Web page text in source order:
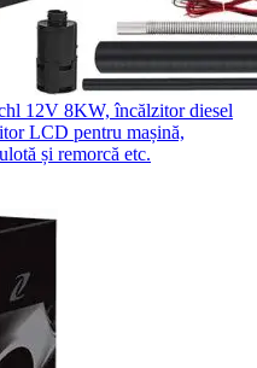
12V 8KW, încălzitor diesel
LCD pentru mașină,
și remorcă etc.